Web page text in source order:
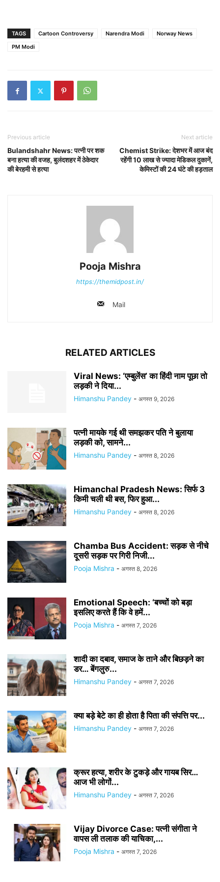
TAGS Cartoon Controversy Narendra Modi
Norway News
PM Modi
Previous article
Bulandshahr News: पत्नी पर शक
बना हत्या की वजह, बुलंदशहर में ठेकेदार
की बेरहमी से हत्या
Next article
Chemist Strike: देशभर में आज बंद
रहेंगी 10 लाख से ज्यादा मेडिकल दुकानें,
केमिस्टों की 24 घंटे की हड़ताल
Pooja Mishra
https://themidpost.in/
Mail
RELATED ARTICLES
Viral News: ‘एम्बुलेंस’ का हिंदी नाम पूछा तो
लड़की ने दिया...
Himanshu Pandey - अगस्त 9, 2026
पत्नी मायके गई थी समझकर पति ने बुलाया
लड़की को, सामने...
Himanshu Pandey - अगस्त 8, 2026
Himanchal Pradesh News: सिर्फ 3
किमी चली थी बस, फिर हुआ...
Himanshu Pandey - अगस्त 8, 2026
Chamba Bus Accident: सड़क से नीचे
दूसरी सड़क पर गिरी निजी...
Pooja Mishra - अगस्त 8, 2026
Emotional Speech: ‘बच्चों को बड़ा
इसलिए करते हैं कि वे हमें...
Pooja Mishra - अगस्त 7, 2026
शादी का दबाव, समाज के ताने और बिछड़ने का
डर… बेंगलुरु...
Himanshu Pandey - अगस्त 7, 2026
क्या बड़े बेटे का ही होता है पिता की संपत्ति पर...
Himanshu Pandey - अगस्त 7, 2026
क्रूर हत्या, शरीर के टुकड़े और गायब सिर…
आज भी लोगों...
Himanshu Pandey - अगस्त 7, 2026
Vijay Divorce Case: पत्नी संगीता ने
वापस ली तलाक की याचिका,...
Pooja Mishra - अगस्त 7, 2026